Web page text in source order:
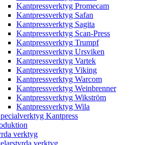
Kantpressverktyg Promecam
Kantpressverktyg Safan
Kantpressverktyg Sagita
Kantpressverktyg Scan-Press
Kantpressverktyg Trumpf
Kantpressverktyg Ursviken
Kantpressverktyg Vartek
Kantpressverktyg Viking
Kantpressverktyg Warcom
Kantpressverktyg Weinbrenner
Kantpressverktyg Wikström
Kantpressverktyg Wila
Kantpress
verktyg
verktyg